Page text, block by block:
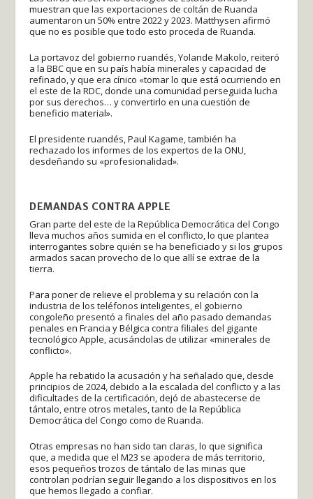
muestran que las exportaciones de coltán de Ruanda
aumentaron un 50% entre 2022 y 2023. Matthysen afirmó
que no es posible que todo esto proceda de Ruanda.
La portavoz del gobierno ruandés, Yolande Makolo, reiteró
a la BBC que en su país había minerales y capacidad de
refinado, y que era cínico «tomar lo que está ocurriendo en
el este de la RDC, donde una comunidad perseguida lucha
por sus derechos… y convertirlo en una cuestión de
beneficio material».
El presidente ruandés, Paul Kagame, también ha
rechazado los informes de los expertos de la ONU,
desdeñando su «profesionalidad».
DEMANDAS CONTRA APPLE
Gran parte del este de la República Democrática del Congo
lleva muchos años sumida en el conflicto, lo que plantea
interrogantes sobre quién se ha beneficiado y si los grupos
armados sacan provecho de lo que allí se extrae de la
tierra.
Para poner de relieve el problema y su relación con la
industria de los teléfonos inteligentes, el gobierno
congoleño presentó a finales del año pasado demandas
penales en Francia y Bélgica contra filiales del gigante
tecnológico Apple, acusándolas de utilizar «minerales de
conflicto».
Apple ha rebatido la acusación y ha señalado que, desde
principios de 2024, debido a la escalada del conflicto y a las
dificultades de la certificación, dejó de abastecerse de
tántalo, entre otros metales, tanto de la República
Democrática del Congo como de Ruanda.
Otras empresas no han sido tan claras, lo que significa
que, a medida que el M23 se apodera de más territorio,
esos pequeños trozos de tántalo de las minas que
controlan podrían seguir llegando a los dispositivos en los
que hemos llegado a confiar.